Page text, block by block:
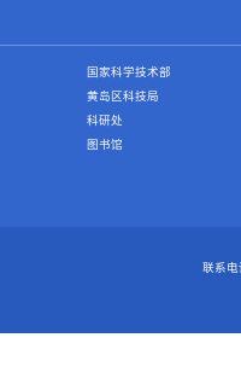
国家科学技术部
黄岛区科技局
科研处
图书馆
联系